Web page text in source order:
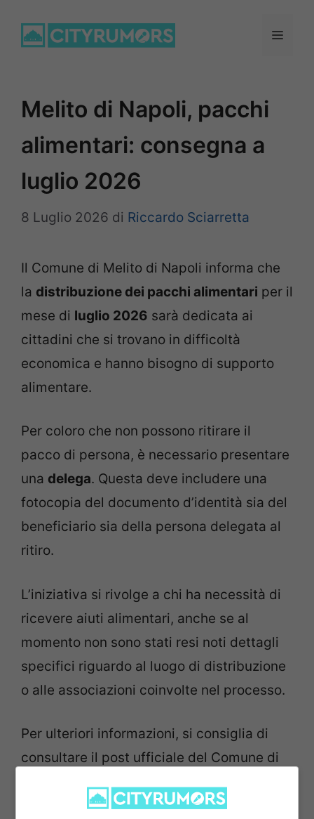
Menu
Melito di Napoli, pacchi
alimentari: consegna a
luglio 2026
8 Luglio 2026 di Riccardo Sciarretta
Il Comune di Melito di Napoli informa che
la distribuzione dei pacchi alimentari per il
mese di luglio 2026 sarà dedicata ai
cittadini che si trovano in difficoltà
economica e hanno bisogno di supporto
alimentare.
Per coloro che non possono ritirare il
pacco di persona, è necessario presentare
una delega. Questa deve includere una
fotocopia del documento d’identità sia del
beneficiario sia della persona delegata al
ritiro.
L’iniziativa si rivolge a chi ha necessità di
ricevere aiuti alimentari, anche se al
momento non sono stati resi noti dettagli
specifici riguardo al luogo di distribuzione
o alle associazioni coinvolte nel processo.
Per ulteriori informazioni, si consiglia di
consultare il post ufficiale del Comune di
dedicato, dove saranno forniti